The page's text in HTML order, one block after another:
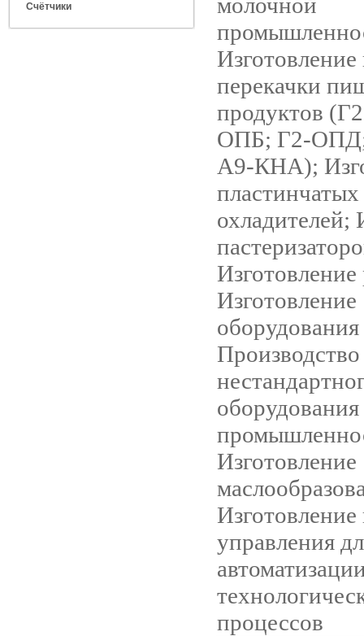
Счётчики
Изготовление
перекачки
продуктов
ОПБ; Г2-
А9-КНА);
пластинчатых
охладителей;
Изготовление
Изготовление
Производство
Изготовление
Изготовление
управления
процессов